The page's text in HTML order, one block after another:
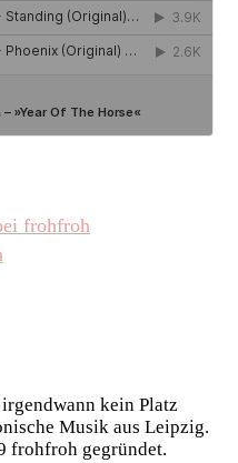
kein Platz
Musik aus Leipzig.
frohfroh gegründet.
frohfroh